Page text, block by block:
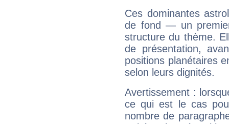
Ces dominantes
de fond — un
structure du thème.
de présentation,
positions planétaires
selon leurs dignités.
Avertissement :
ce qui est le cas
nombre de